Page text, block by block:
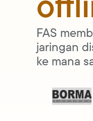
FAS
jaringan
ke mana